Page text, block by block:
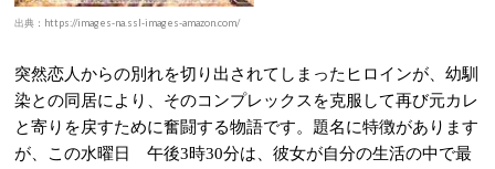
出典：https://images-na.ssl-images-amazon.com/
突然恋人からの別れを切り出されてしまったヒロインが、幼馴
染との同居により、そのコンプレックスを克服して再び元カレ
と寄りを戻すために奮闘する物語です。題名に特徴があります
が、この水曜日 午後3時30分は、彼女が自分の生活の中で最